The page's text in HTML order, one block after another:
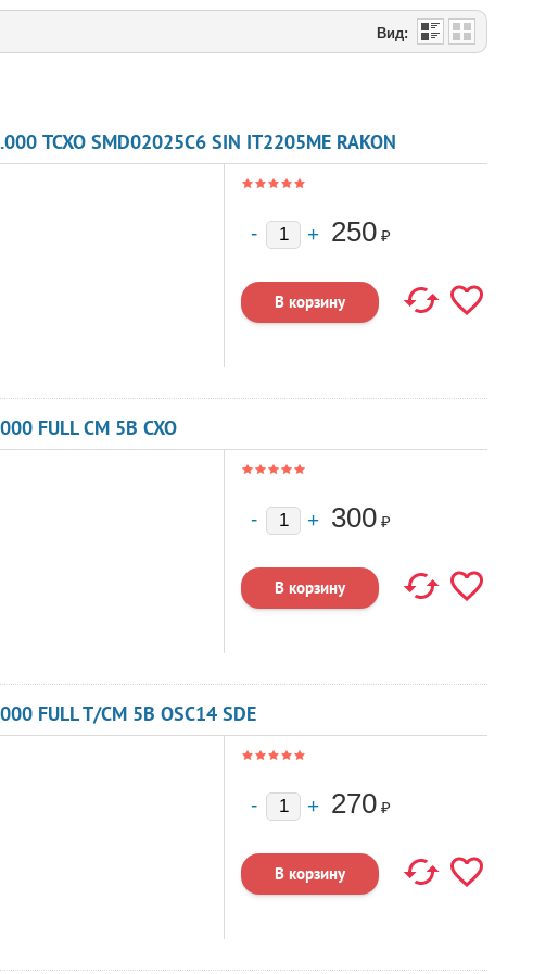
Вид:
TCXO SMD02025C6 SIN IT2205ME RAKON
250 ₽
FULL CM 5В CXO
300 ₽
FULL T/CM 5В OSC14 SDE
270 ₽